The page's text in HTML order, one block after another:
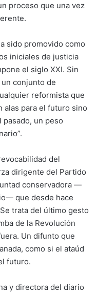
proceso que una vez
sido promovido como
iniciales de justicia
el siglo XXI. Sin
conjunto de
reformista que
alas para el futuro sino
un peso
del
dirigente del Partido
conservadora —
que desde hace
trata del último gesto
de la Revolución
Un difunto que
como si el ataúd
futuro.
y directora del diario